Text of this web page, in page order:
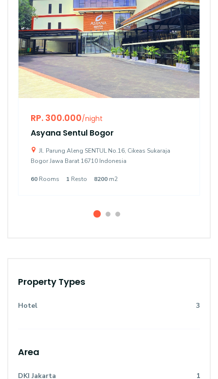
RP. 300.000/night
Asyana Sentul Bogor
Jl. Parung Aleng SENTUL No.16, Cikeas Sukaraja
Bogor Jawa Barat 16710 Indonesia
60 Rooms 1 Resto 8200 m2
Property Types
Hotel 3
Area
DKI Jakarta 1